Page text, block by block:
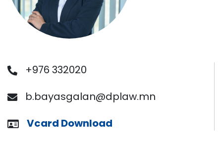
+976 332020
b.bayasgalan@dplaw.mn
Vcard Download